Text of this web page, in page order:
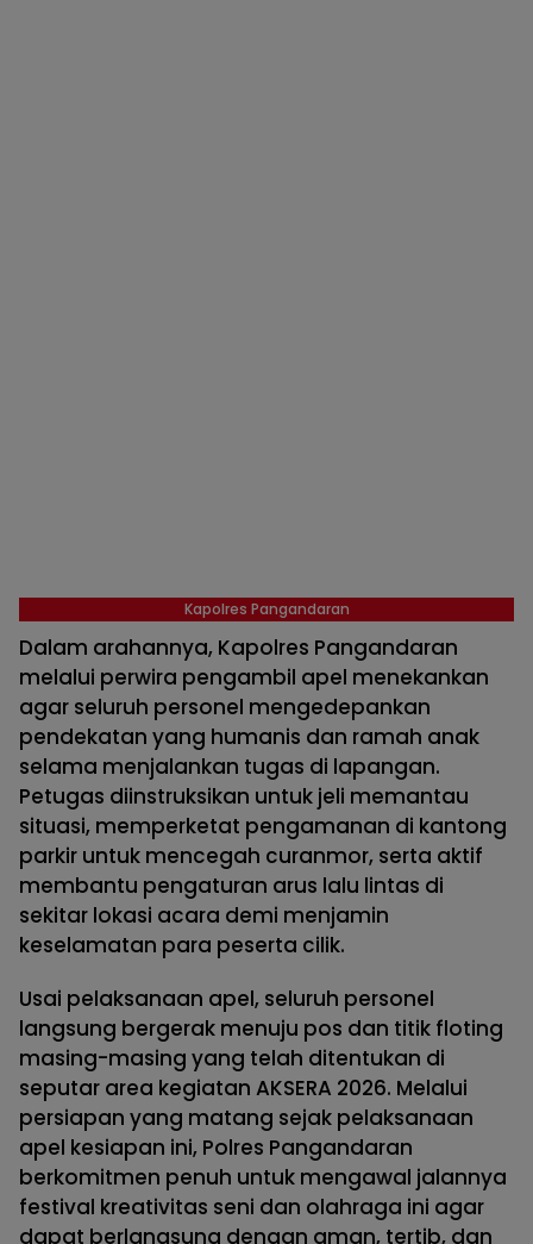
Kapolres Pangandaran
Dalam arahannya, Kapolres Pangandaran
melalui perwira pengambil apel menekankan
agar seluruh personel mengedepankan
pendekatan yang humanis dan ramah anak
selama menjalankan tugas di lapangan.
Petugas diinstruksikan untuk jeli memantau
situasi, memperketat pengamanan di kantong
parkir untuk mencegah curanmor, serta aktif
membantu pengaturan arus lalu lintas di
sekitar lokasi acara demi menjamin
keselamatan para peserta cilik.
Usai pelaksanaan apel, seluruh personel
langsung bergerak menuju pos dan titik floting
masing-masing yang telah ditentukan di
seputar area kegiatan AKSERA 2026. Melalui
persiapan yang matang sejak pelaksanaan
apel kesiapan ini, Polres Pangandaran
berkomitmen penuh untuk mengawal jalannya
festival kreativitas seni dan olahraga ini agar
dapat berlangsung dengan aman, tertib, dan